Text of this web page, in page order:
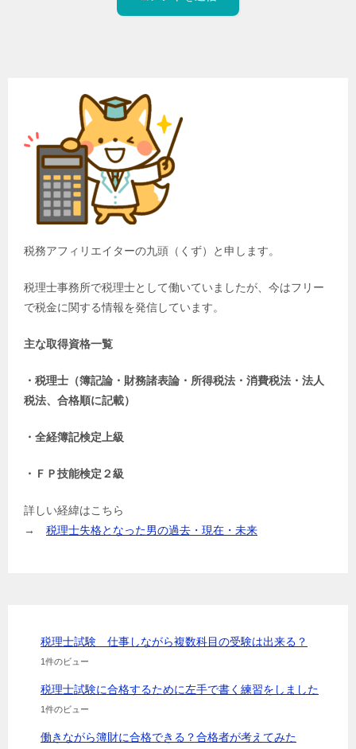
税務アフィリエイターの九頭（くず）と申します。
税理士事務所で税理士として働いていましたが、今はフリー
で税金に関する情報を発信しています。
主な取得資格一覧
・税理士（簿記論・財務諸表論・所得税法・消費税法・法人
税法、合格順に記載）
・全経簿記検定上級
・ＦＰ技能検定２級
詳しい経緯はこちら
→ 税理士失格となった男の過去・現在・未来
税理士試験 仕事しながら複数科目の受験は出来る？
1件のビュー
税理士試験に合格するために左手で書く練習をしました
1件のビュー
働きながら簿財に合格できる？合格者が考えてみた